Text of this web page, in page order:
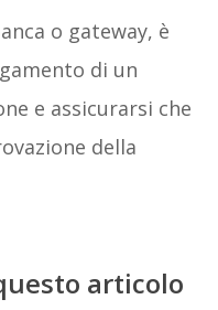
o gateway, è
di un
e assicurarsi che
della
articolo